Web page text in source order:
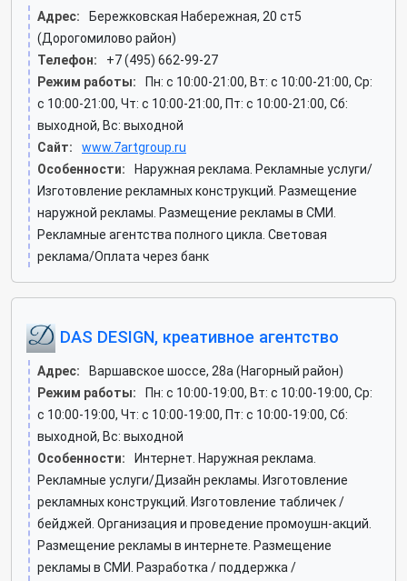
Адрес:
Бережковская Набережная, 20 ст5
(Дорогомилово район)
Телефон:
+7 (495) 662-99-27
Режим работы:
Пн: c 10:00-21:00, Вт: c 10:00-21:00, Ср:
c 10:00-21:00, Чт: c 10:00-21:00, Пт: c 10:00-21:00, Сб:
выходной, Вс: выходной
Сайт:
www.7artgroup.ru
Особенности:
Наружная реклама. Рекламные услуги/
Изготовление рекламных конструкций. Размещение
наружной рекламы. Размещение рекламы в СМИ.
Рекламные агентства полного цикла. Световая
реклама/Оплата через банк
DAS DESIGN, креативное агентство
Адрес:
Варшавское шоссе, 28а (Нагорный район)
Режим работы:
Пн: c 10:00-19:00, Вт: c 10:00-19:00, Ср:
c 10:00-19:00, Чт: c 10:00-19:00, Пт: c 10:00-19:00, Сб:
выходной, Вс: выходной
Особенности:
Интернет. Наружная реклама.
Рекламные услуги/Дизайн рекламы. Изготовление
рекламных конструкций. Изготовление табличек /
бейджей. Организация и проведение промоушн-акций.
Размещение рекламы в интернете. Размещение
рекламы в СМИ. Разработка / поддержка /